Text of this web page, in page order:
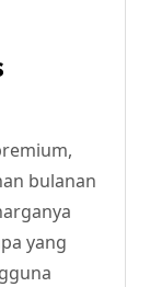
bulanan
yang